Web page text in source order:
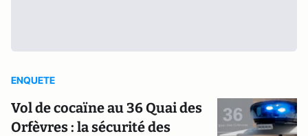
ENQUETE
Vol de cocaïne au 36 Quai des
Orfèvres : la sécurité des